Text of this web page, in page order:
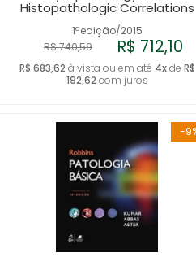
1ªedição/2015
Histopathologic Correlations
R$ 740,59 R$ 712,10
R$ 683,62 à vista ou em até 4xde R$
192,62 com juros
-